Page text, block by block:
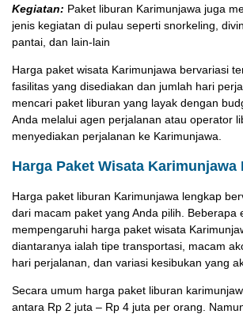
Kegiatan: Paket liburan Karimunjawa juga
jenis kegiatan di pulau seperti snorkeling,
pantai, dan lain-lain
Harga paket wisata Karimunjawa bervariasi
fasilitas yang disediakan dan jumlah hari
mencari paket liburan yang layak dengan
Anda melalui agen perjalanan atau operator
menyediakan perjalanan ke Karimunjawa.
Harga Paket Wisata Karimunjawa
Harga paket liburan Karimunjawa lengkap
dari macam paket yang Anda pilih. Beberapa
mempengaruhi harga paket wisata
diantaranya ialah tipe transportasi, macam
hari perjalanan, dan variasi kesibukan yang
Secara umum harga paket liburan
antara Rp 2 juta – Rp 4 juta per orang.